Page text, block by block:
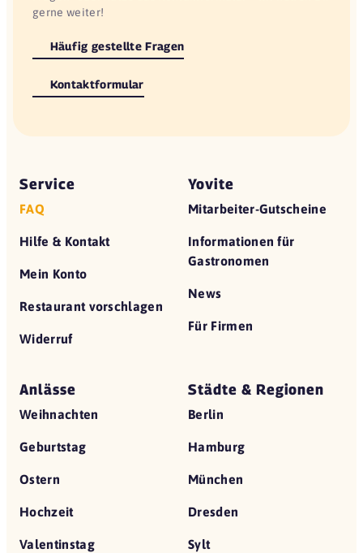
gerne weiter!
Häufig gestellte Fragen
Kontaktformular
Service
FAQ
Hilfe & Kontakt
Mein Konto
Restaurant vorschlagen
Widerruf
Yovite
Mitarbeiter-Gutscheine
Informationen für
Gastronomen
News
Für Firmen
Anlässe
Weihnachten
Geburtstag
Ostern
Hochzeit
Valentinstag
Städte & Regionen
Berlin
Hamburg
München
Dresden
Sylt